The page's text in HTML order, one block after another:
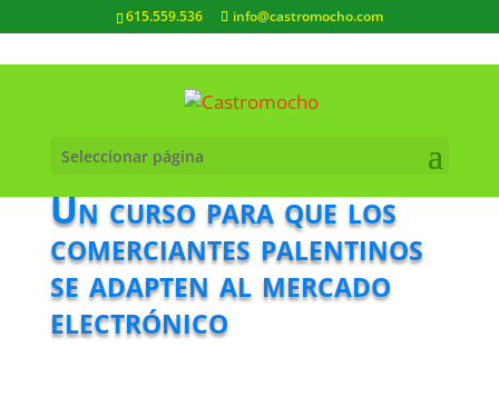
615.559.536 info@castromocho.com
Seleccionar página
Un curso para que los
comerciantes palentinos
se adapten al mercado
electrónico